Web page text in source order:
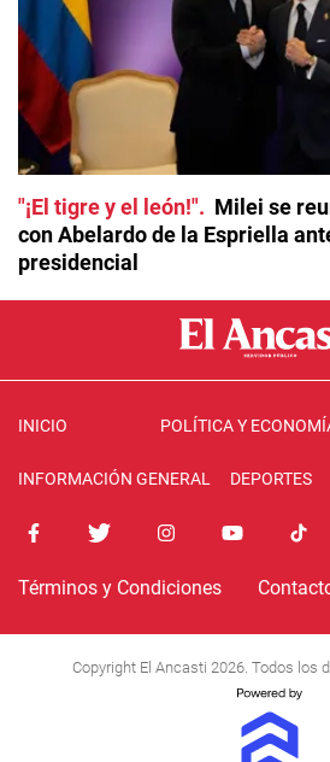
"¡El tigre y el león!"
Milei se
con Abelardo de la Espriella
presidencial
INICIO POLÍTICA Y
INFORMACIÓN GENERAL DEPORTES
Términos y Condiciones
Copyright El Ancasti 2026. Todos los